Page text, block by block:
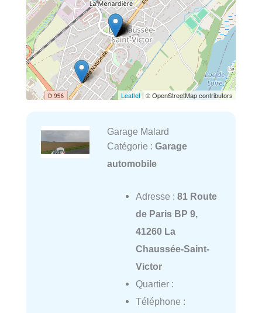
Leaflet | © OpenStreetMap contributors
Garage Malard
Catégorie : Garage
automobile
Adresse : 81 Route
de Paris BP 9,
41260 La
Chaussée-Saint-
Victor
Quartier :
Téléphone :